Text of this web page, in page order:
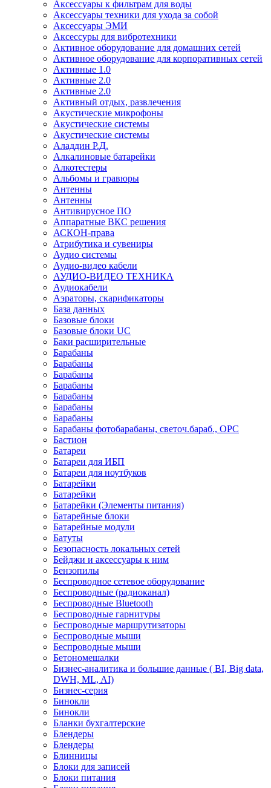
Аксессуары к фильтрам для воды
Аксессуары техники для ухода за собой
Аксессуары ЭМИ
Аксессуры для вибротехники
Активное оборудование для домашних сетей
Активное оборудование для корпоративных сетей
Активные 1.0
Активные 2.0
Активные 2.0
Активный отдых, развлечения
Акустические микрофоны
Акустические системы
Акустические системы
Аладдин Р.Д.
Алкалиновые батарейки
Алкотестеры
Альбомы и гравюры
Антенны
Антенны
Антивирусное ПО
Аппаратные ВКС решения
АСКОН-права
Атрибутика и сувениры
Аудио системы
Аудио-видео кабели
АУДИО-ВИДЕО ТЕХНИКА
Аудиокабели
Аэраторы, скарификаторы
База данных
Базовые блоки
Базовые блоки UC
Баки расширительные
Барабаны
Барабаны
Барабаны
Барабаны
Барабаны
Барабаны
Барабаны
Барабаны фотобарабаны, светоч.бараб., OPC
Бастион
Батареи
Батареи для ИБП
Батареи для ноутбуков
Батарейки
Батарейки
Батарейки (Элементы питания)
Батарейные блоки
Батарейные модули
Батуты
Безопасность локальных сетей
Бейджи и аксесcуары к ним
Бензопилы
Беспроводное сетевое оборудование
Беспроводные (радиоканал)
Беспроводные Bluetooth
Беспроводные гарнитуры
Беспроводные маршрутизаторы
Беспроводные мыши
Беспроводные мыши
Бетономешалки
Бизнес-аналитика и большие данные ( BI, Big data,
DWH, ML, AI)
Бизнес-серия
Бинокли
Бинокли
Бланки бухгалтерские
Блендеры
Блендеры
Блинницы
Блоки для записей
Блоки питания